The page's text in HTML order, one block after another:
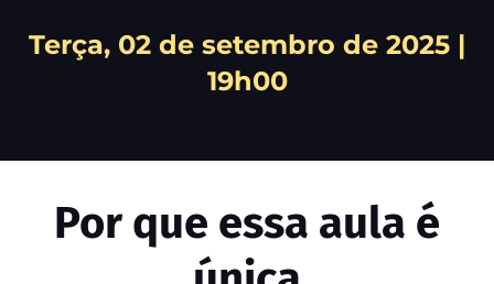
Terça, 02 de setembro de 2025 |
19h00
Por que essa aula é